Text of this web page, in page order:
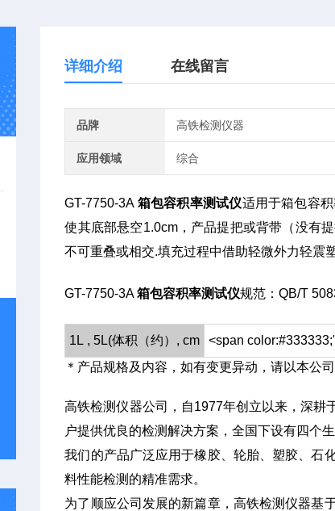
详细介绍 在线留言
品牌 高铁检测仪器
应用领域 综合
GT-7750-3A 箱包容积率测试仪适用于箱包容
使其底部悬空1.0cm，产品提把或背带（没有
不可重叠或相交.填充过程中借助轻微外力轻震
GT-7750-3A箱包容积率测试仪规范：QB/T
1L , 5L(体积（约）, cm
<span
＊产品规格及内容，如有变更异动，请以本公
高铁检测仪器公司，自1977年创立以来，深耕
户提供优良的检测解决方案，全国下设有四个
我们的产品广泛应用于橡胶、轮胎、塑胶、石
料性能检测的精准需求。
为了顺应公司发展的新篇章，高铁检测仪器基